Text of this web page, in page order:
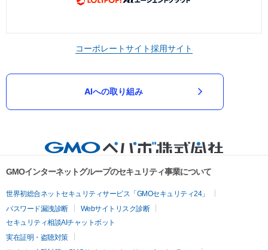
コーポレートサイト採用サイト
AIへの取り組み
GMOインターネットグループのセキュリティ事業について
世界初総合ネットセキュリティサービス「GMOセキュリティ24」
パスワード漏洩診断
Webサイトリスク診断
セキュリティ相談AIチャットボット
実在証明・盗聴対策